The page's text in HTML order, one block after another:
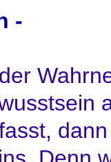
-